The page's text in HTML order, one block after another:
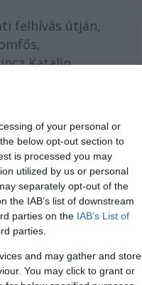
of your personal or
below opt-out section to
is processed you may
utilized by us or personal
separately opt-out of the
the IAB’s list of downstream
parties on the IAB’s List of
parties.
and may gather and store
You may click to grant or
felhívás útján,
Katalin
Táncközpont